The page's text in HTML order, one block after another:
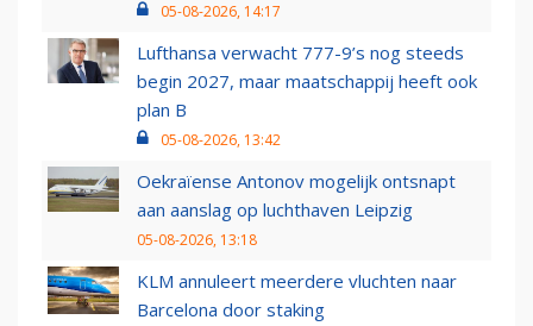
05-08-2026, 14:17
Lufthansa verwacht 777-9’s nog steeds
begin 2027, maar maatschappij heeft ook
plan B
05-08-2026, 13:42
Oekraïense Antonov mogelijk ontsnapt
aan aanslag op luchthaven Leipzig
05-08-2026, 13:18
KLM annuleert meerdere vluchten naar
Barcelona door staking